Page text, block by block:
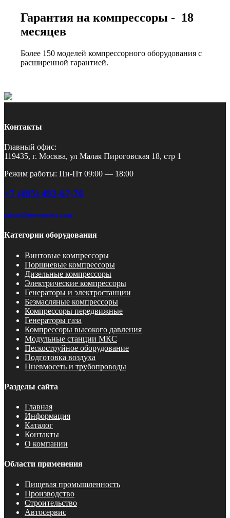
Гарантия на компрессоры - 18
месяцев
Более 150 моделей компрессорного оборудования с
расширенной гарантией.
Контакты
Главный офис:
119435, г. Москва, ул Малая Пироговская 18, стр 1
Режим работы: Пн-Пт 09:00 — 18:00
+7 (495) 492-67-70
zakaz@pnevmotex.com
Категории оборудования
Винтовые компрессоры
Поршневые компрессоры
Дизельные компрессоры
Электрические компрессоры
Генераторы и электростанции
Безмасляные компрессоры
Компрессоры передвижные
Генераторы газа
Компрессоры высокого давления
Модульные станции МКС
Пескоструйное оборудование
Подготовка воздуха
Пневмосеть и трубопроводы
Разделы сайта
Главная
Информация
Каталог
Контакты
О компании
Области применения
Пищевая промышленность
Производство
Строительство
Автосервис